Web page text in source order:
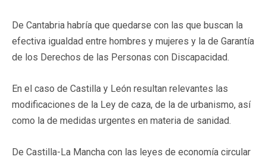
De Cantabria habría que quedarse con las que buscan la
efectiva igualdad entre hombres y mujeres y la de Garantía
de los Derechos de las Personas con Discapacidad.
En el caso de Castilla y León resultan relevantes las
modificaciones de la Ley de caza, de la de urbanismo, así
como la de medidas urgentes en materia de sanidad.
De Castilla-La Mancha con las leyes de economía circular